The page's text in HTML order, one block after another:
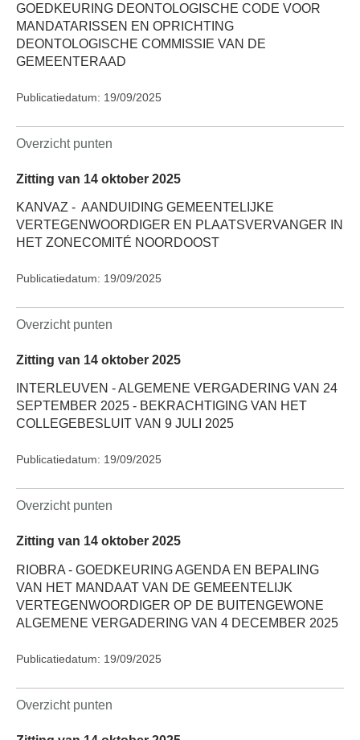
GOEDKEURING DEONTOLOGISCHE CODE VOOR
MANDATARISSEN EN OPRICHTING
DEONTOLOGISCHE COMMISSIE VAN DE
GEMEENTERAAD
Publicatiedatum: 19/09/2025
Overzicht punten
Zitting van 14 oktober 2025
KANVAZ - AANDUIDING GEMEENTELIJKE
VERTEGENWOORDIGER EN PLAATSVERVANGER IN
HET ZONECOMITÉ NOORDOOST
Publicatiedatum: 19/09/2025
Overzicht punten
Zitting van 14 oktober 2025
INTERLEUVEN - ALGEMENE VERGADERING VAN 24
SEPTEMBER 2025 - BEKRACHTIGING VAN HET
COLLEGEBESLUIT VAN 9 JULI 2025
Publicatiedatum: 19/09/2025
Overzicht punten
Zitting van 14 oktober 2025
RIOBRA - GOEDKEURING AGENDA EN BEPALING
VAN HET MANDAAT VAN DE GEMEENTELIJK
VERTEGENWOORDIGER OP DE BUITENGEWONE
ALGEMENE VERGADERING VAN 4 DECEMBER 2025
Publicatiedatum: 19/09/2025
Overzicht punten